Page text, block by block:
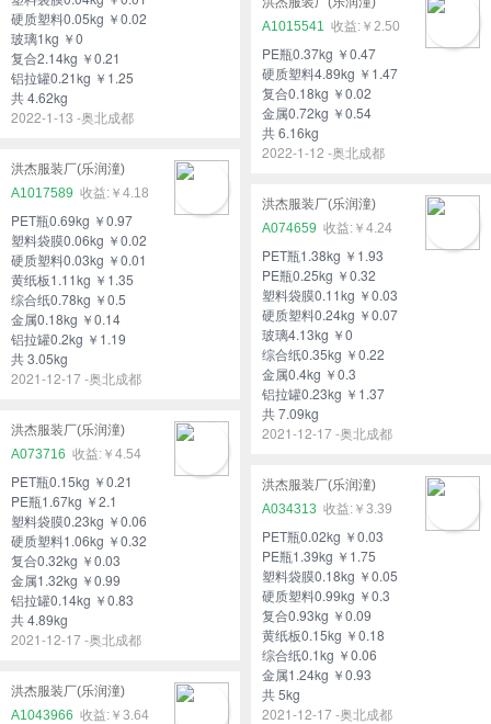
硬质塑料0.05kg ￥0.02
玻璃1kg ￥0
复合2.14kg ￥0.21
铝拉罐0.21kg ￥1.25
共 4.62kg
2022-1-13 -奥北成都
A1015541
￥2.50
PE瓶0.37kg ￥0.47
硬质塑料4.89kg ￥1.47
复合0.18kg ￥0.02
金属0.72kg ￥0.54
共 6.16kg
2022-1-12 -奥北成都
洪杰服装厂(乐润潼)
A1017589
￥4.18
PET瓶0.69kg ￥0.97
塑料袋膜0.06kg ￥0.02
硬质塑料0.03kg ￥0.01
黄纸板1.11kg ￥1.35
综合纸0.78kg ￥0.5
金属0.18kg ￥0.14
铝拉罐0.2kg ￥1.19
共 3.05kg
2021-12-17 -奥北成都
洪杰服装厂(乐润潼)
A074659
￥4.24
PET瓶1.38kg ￥1.93
PE瓶0.25kg ￥0.32
塑料袋膜0.11kg ￥0.03
硬质塑料0.24kg ￥0.07
玻璃4.13kg ￥0
综合纸0.35kg ￥0.22
金属0.4kg ￥0.3
铝拉罐0.23kg ￥1.37
共 7.09kg
2021-12-17 -奥北成都
洪杰服装厂(乐润潼)
A073716
￥4.54
PET瓶0.15kg ￥0.21
PE瓶1.67kg ￥2.1
塑料袋膜0.23kg ￥0.06
硬质塑料1.06kg ￥0.32
复合0.32kg ￥0.03
金属1.32kg ￥0.99
铝拉罐0.14kg ￥0.83
共 4.89kg
2021-12-17 -奥北成都
洪杰服装厂(乐润潼)
A034313
￥3.39
PET瓶0.02kg ￥0.03
PE瓶1.39kg ￥1.75
塑料袋膜0.18kg ￥0.05
硬质塑料0.99kg ￥0.3
复合0.93kg ￥0.09
黄纸板0.15kg ￥0.18
综合纸0.1kg ￥0.06
金属1.24kg ￥0.93
共 5kg
2021-12-17 -奥北成都
洪杰服装厂(乐润潼)
A1043966
￥3.64